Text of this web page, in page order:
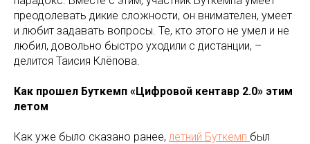
преодолевать дикие сложности, он внимателен, умеет
и любит задавать вопросы. Те, кто этого не умел и не
любил, довольно быстро уходили с дистанции, –
делится Таисия Клёпова.
Как прошел Буткемп «Цифровой кентавр 2.0» этим
летом
Как уже было сказано ранее, летний Буткемп был